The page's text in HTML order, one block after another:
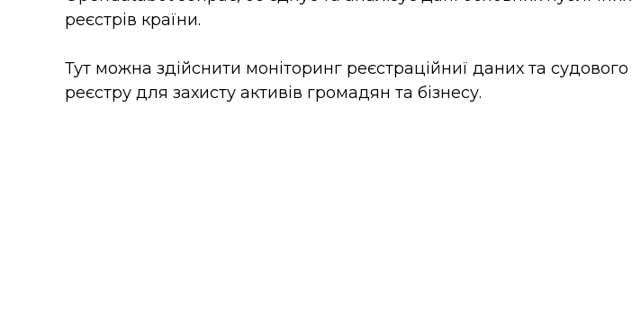
реєстрів країни.
Тут можна здійснити моніторинг реєстраційниї даних та судового
реєстру для захисту активів громадян та бізнесу.